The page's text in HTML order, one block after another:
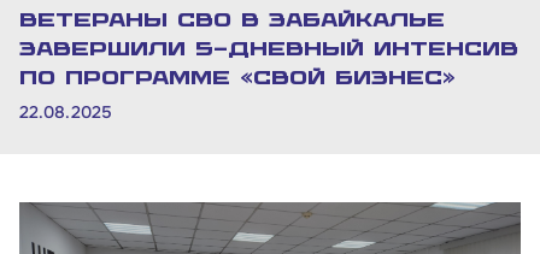
Найти
Найти
Ветераны СВО в Забайкалье
завершили 5-дневный интенсив
по программе «СВОй бизнес»
22.08.2025